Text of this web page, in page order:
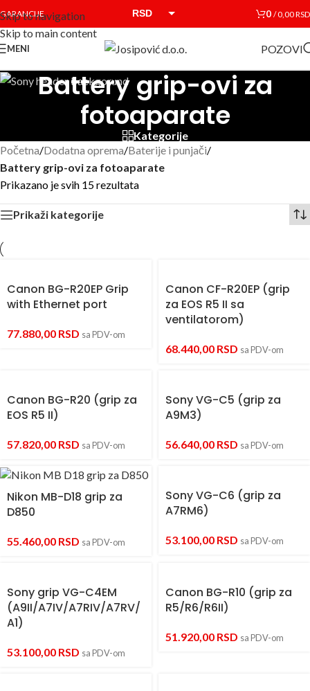
Skip to navigation
Skip to main content
GARANCIJE RSD 0 /0,00RSD
MENI POZOVI
Battery grip-ovi za
fotoaparate
Kategorije
Početna/Dodatna oprema/Baterije i punjači/
Battery grip-ovi za fotoaparate
Prikazano je svih 15 rezultata
Prikaži kategorije
Canon BG-R20EP Grip
with Ethernet port
77.880,00 RSD sa PDV-om
Canon CF-R20EP (grip
za EOS R5 II sa
ventilatorom)
68.440,00 RSD sa PDV-om
Canon BG-R20 (grip za
EOS R5 II)
57.820,00 RSD sa PDV-om
Sony VG-C5 (grip za
A9M3)
56.640,00 RSD sa PDV-om
Nikon MB-D18 grip za
D850
55.460,00 RSD sa PDV-om
Sony VG-C6 (grip za
A7RM6)
53.100,00 RSD sa PDV-om
Sony grip VG-C4EM
(A9II/A7IV/A7RIV/A7RV/
A1)
53.100,00 RSD sa PDV-om
Canon BG-R10 (grip za
R5/R6/R6II)
51.920,00 RSD sa PDV-om